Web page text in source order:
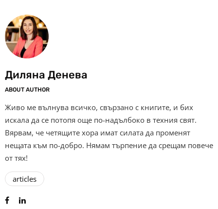
Диляна Денева
ABOUT AUTHOR
Живо ме вълнува всичко, свързано с книгите, и бих
искала да се потопя още по-надълбоко в техния свят.
Вярвам, че четящите хора имат силата да променят
нещата към по-добро. Нямам търпение да срещам повече
от тях!
articles